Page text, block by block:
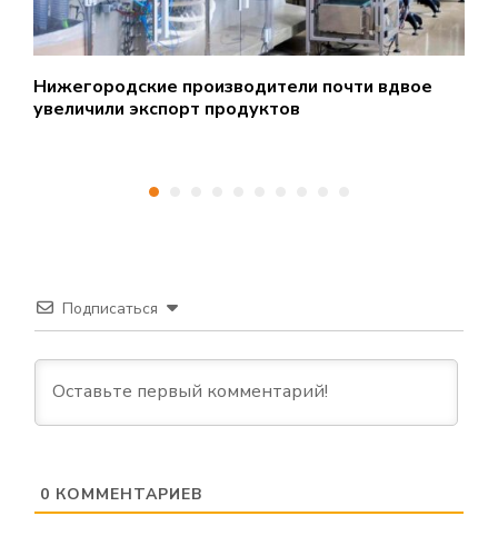
Нижегородские производители почти вдвое
увеличили экспорт продуктов
Подписаться
0 КОММЕНТАРИЕВ